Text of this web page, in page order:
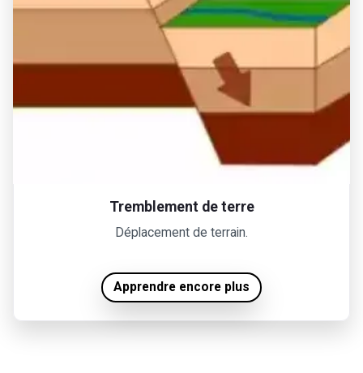
Tremblement de terre
Déplacement de terrain.
Apprendre encore plus